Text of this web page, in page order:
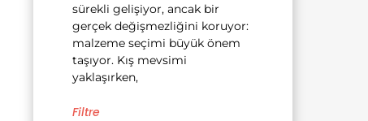
sürekli gelişiyor, ancak bir
gerçek değişmezliğini koruyor:
malzeme seçimi büyük önem
taşıyor. Kış mevsimi
yaklaşırken,
Filtre